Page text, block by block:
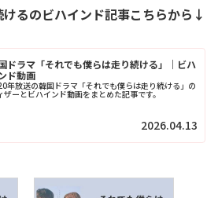
るのビハインド記事こちらから↓
ドラマ「それでも僕らは走り続ける」｜ビハ
ド動画
年放送の韓国ドラマ「それでも僕らは走り続ける」の
ザーとビハインド動画をまとめた記事です。
2026.04.13